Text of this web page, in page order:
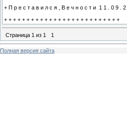
+ П р е с т а в и л с я , В е ч н о с т и 1 1 . 0 9 . 2
+ + + + + + + + + + + + + + + + + + + + + + + + + +
Страница 1 из 1 1
Полная версия сайта